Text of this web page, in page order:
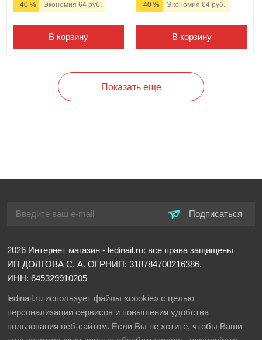
- 40 % Экономия 64 руб.
В корзину
- 40 % Экономия 64 руб.
В корзину
Показать еще
Подписаться
2026 Интернет магазин - ledinail.ru: все права защищены
ИП ДОЛГОВА С. А. ОГРНИП: 318784700216386,
ИНН: 645329910205
ledinail.ru использует файлы «cookie» с целью
персонализации сервисов и повышения удобства
пользования веб-сайтом. Если Вы не хотите, чтобы Ваши